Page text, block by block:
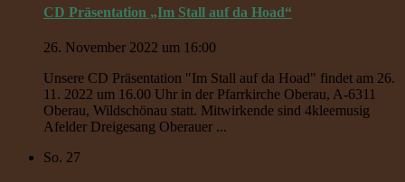
CD Präsentation „Im Stall auf da Hoad“
26. November 2022 um 16:00
Unsere CD Präsentation "Im Stall auf da Hoad" findet am 26.
11. 2022 um 16.00 Uhr in der Pfarrkirche Oberau, A-6311
Oberau, Wildschönau statt. Mitwirkende sind 4kleemusig
Afelder Dreigesang Oberauer ...
So. 27